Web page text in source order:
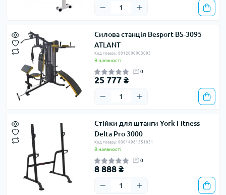
Силова станція Besport BS-3095
ATLANT
Код товару: 0012000003095
В наявності
0
25 777 ₴
Стійки для штанги York Fitness
Delta Pro 3000
Код товару: 00014961551051
В наявності
0
8 888 ₴